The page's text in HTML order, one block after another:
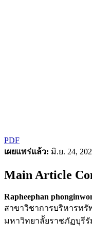
PDF
เผยแพร่แล้ว: มิ.ย. 24,
Main Article
Rapheephan
สาขาวิชาการบริหารท
มหาวิทยาลััยราชภัฏบุรีรั